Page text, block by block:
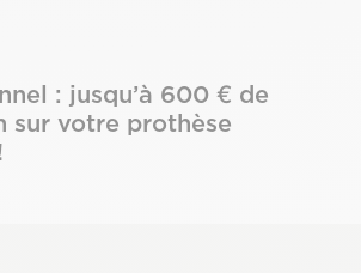
: jusqu’à 600 € de
sur votre prothèse